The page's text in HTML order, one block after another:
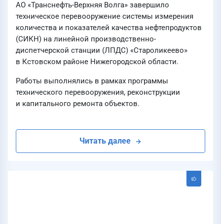
АО «Транснефть-Верхняя Волга» завершило
техническое перевооружение системы измерения
количества и показателей качества нефтепродуктов
(СИКН) на линейной производственно-
диспетчерской станции (ЛПДС) «Староликеево»
в Кстовском районе Нижегородской области.
Работы выполнялись в рамках программы
технического перевооружения, реконструкции
и капитального ремонта объектов.
Читать далее